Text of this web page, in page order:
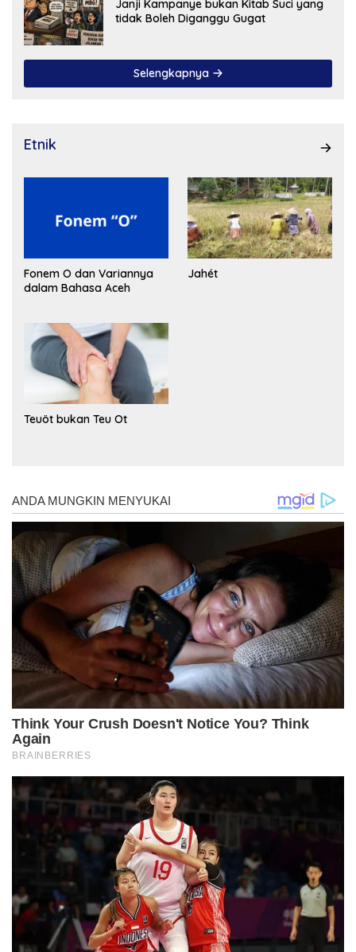
Janji Kampanye bukan Kitab Suci yang
tidak Boleh Diganggu Gugat
Selengkapnya
Etnik
Fonem O dan Variannya
dalam Bahasa Aceh
Jahét
Teuöt bukan Teu Ot